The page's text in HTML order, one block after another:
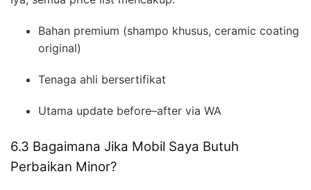
Bahan premium (shampo khusus, ceramic coating
original)
Tenaga ahli bersertifikat
Utama update before–after via WA
6.3 Bagaimana Jika Mobil Saya Butuh
Perbaikan Minor?